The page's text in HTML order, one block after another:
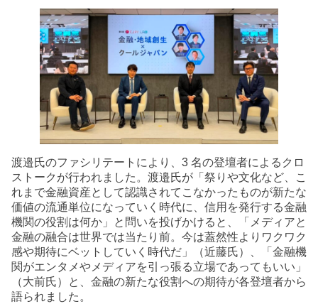
渡邉氏のファシリテートにより、3 名の登壇者によるクロ
ストークが行われました。渡邉氏が「祭りや文化など、こ
れまで金融資産として認識されてこなかったものが新たな
価値の流通単位になっていく時代に、信用を発行する金融
機関の役割は何か」と問いを投げかけると、「メディアと
金融の融合は世界では当たり前。今は蓋然性よりワクワク
感や期待にベットしていく時代だ」（近藤氏）、「金融機
関がエンタメやメディアを引っ張る立場であってもいい」
（大前氏）と、金融の新たな役割への期待が各登壇者から
語られました。